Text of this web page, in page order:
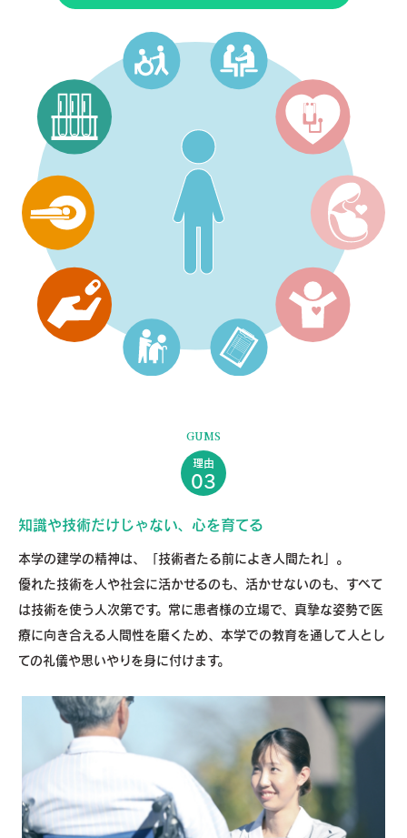
GUMS
理由
03
知識や技術だけじゃない、心を育てる
本学の建学の精神は、「技術者たる前によき人間たれ」。
優れた技術を人や社会に活かせるのも、活かせないのも、すべて
は技術を使う人次第です。常に患者様の立場で、真摯な姿勢で医
療に向き合える人間性を磨くため、本学での教育を通して人とし
ての礼儀や思いやりを身に付けます。